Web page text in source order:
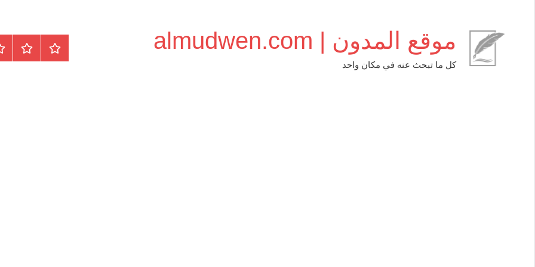
موقع المدون | almudwen.com
كل ما تبحث عنه في مكان واحد
الرئيسية